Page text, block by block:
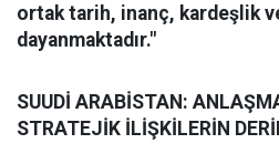
ortak tarih, inanç, kardeşlik
dayanmaktadır."
SUUDİ ARABİSTAN:
STRATEJİK İLİŞKİLERİN